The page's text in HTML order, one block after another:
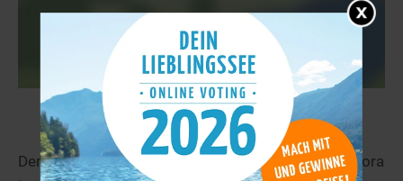
Lago del Turano 56,3 km
Der Lago del Turano liegt in der Nähe von Colle Di Tora